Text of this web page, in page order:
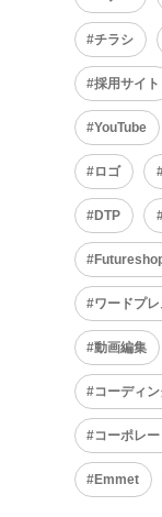
チラシ
採用サイト
YouTube
ロゴ
DTP
ワードプレ
動画編集
コーディ
コーポレ
Emmet